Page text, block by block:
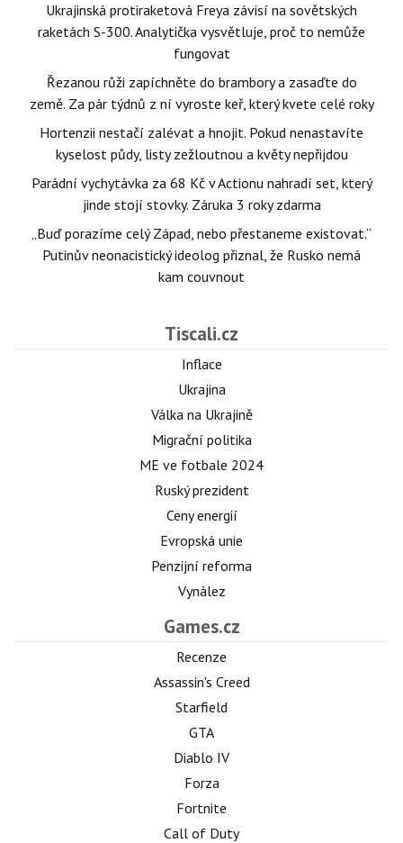
Ukrajinská protiraketová Freya závisí na sovětských
raketách S-300. Analytička vysvětluje, proč to nemůže
fungovat
Řezanou růži zapíchněte do brambory a zasaďte do
země. Za pár týdnů z ní vyroste keř, který kvete celé roky
Hortenzii nestačí zalévat a hnojit. Pokud nenastavíte
kyselost půdy, listy zežloutnou a květy nepřijdou
Parádní vychytávka za 68 Kč v Actionu nahradí set, který
jinde stojí stovky. Záruka 3 roky zdarma
„Buď porazíme celý Západ, nebo přestaneme existovat.“
Putinův neonacistický ideolog přiznal, že Rusko nemá
kam couvnout
Tiscali.cz
Inflace
Ukrajina
Válka na Ukrajině
Migrační politika
ME ve fotbale 2024
Ruský prezident
Ceny energií
Evropská unie
Penzijní reforma
Vynález
Games.cz
Recenze
Assassin's Creed
Starfield
GTA
Diablo IV
Forza
Fortnite
Call of Duty